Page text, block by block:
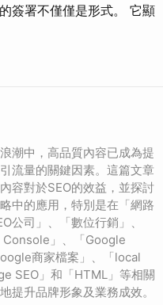
簽署不僅僅是形式。 它顯
潮中，高品質內容已成為提
流量的關鍵因素。這篇文章
容對於SEO的效益，並探討
中的應用，特別是在「網路
公司」、「數位行銷」、
Console」、「Google
商家檔案」、「local
SEO」和「HTML」等相關
提升品牌形象及業務成效。